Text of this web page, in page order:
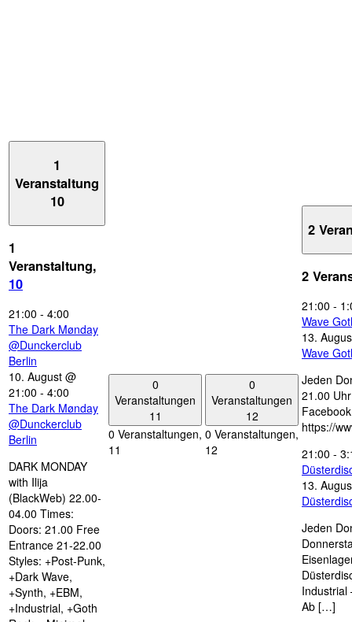
1
Veranstaltung
10
1
Veranstaltung,
10
21:00 - 4:00
The Dark Mønday
@Dunckerclub
Berlin
10. August @
21:00 - 4:00
The Dark Mønday
@Dunckerclub
Berlin
DARK MONDAY
with Ilija
(BlackWeb) 22.00-
04.00 Times:
Doors: 21.00 Free
Entrance 21-22.00
Styles: +Post-Punk,
+Dark Wave,
+Synth, +EBM,
+Industrial, +Goth
0
Veranstaltungen
11
0 Veranstaltungen,
11
0
Veranstaltungen
12
0 Veranstaltungen,
12
2
2
21:00 -
Wave
13.
Wave
Jeden
21.00
https://
21:00 -
13.
Jeden
Industrial
Ab […]